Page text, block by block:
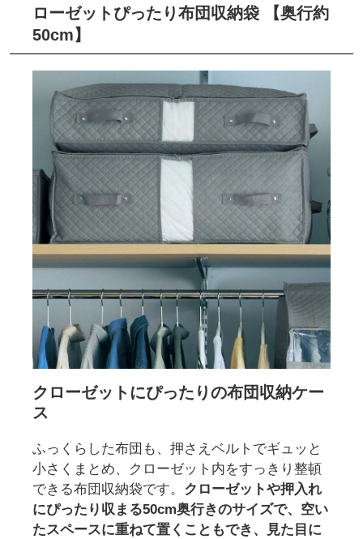
ローゼットぴったり布団収納袋 【奥行約
50cm】
クローゼットにぴったりの布団収納ケー
ス
ふっくらした布団も、押さえベルトでギュッと
小さくまとめ、クローゼット内をすっきり整頓
できる布団収納袋です。 クローゼットや押入れ
にぴったり収まる50cm奥行きのサイズで、空い
たスペースに重ねて置くこともでき、見た目に